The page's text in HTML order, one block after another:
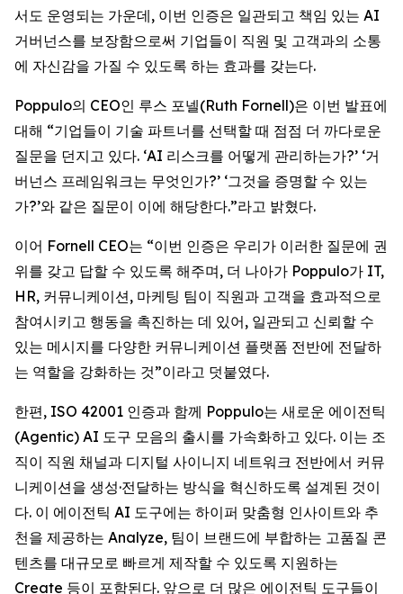
서도 운영되는 가운데, 이번 인증은 일관되고 책임 있는 AI
거버넌스를 보장함으로써 기업들이 직원 및 고객과의 소통
에 자신감을 가질 수 있도록 하는 효과를 갖는다.
Poppulo의 CEO인 루스 포넬(Ruth Fornell)은 이번 발표에
대해 “기업들이 기술 파트너를 선택할 때 점점 더 까다로운
질문을 던지고 있다. ‘AI 리스크를 어떻게 관리하는가?’ ‘거
버넌스 프레임워크는 무엇인가?’ ‘그것을 증명할 수 있는
가?’와 같은 질문이 이에 해당한다.”라고 밝혔다.
이어 Fornell CEO는 “이번 인증은 우리가 이러한 질문에 권
위를 갖고 답할 수 있도록 해주며, 더 나아가 Poppulo가 IT,
HR, 커뮤니케이션, 마케팅 팀이 직원과 고객을 효과적으로
참여시키고 행동을 촉진하는 데 있어, 일관되고 신뢰할 수
있는 메시지를 다양한 커뮤니케이션 플랫폼 전반에 전달하
는 역할을 강화하는 것”이라고 덧붙였다.
한편, ISO 42001 인증과 함께 Poppulo는 새로운 에이전틱
(Agentic) AI 도구 모음의 출시를 가속화하고 있다. 이는 조
직이 직원 채널과 디지털 사이니지 네트워크 전반에서 커뮤
니케이션을 생성·전달하는 방식을 혁신하도록 설계된 것이
다. 이 에이전틱 AI 도구에는 하이퍼 맞춤형 인사이트와 추
천을 제공하는 Analyze, 팀이 브랜드에 부합하는 고품질 콘
텐츠를 대규모로 빠르게 제작할 수 있도록 지원하는
Create 등이 포함된다. 앞으로 더 많은 에이전틱 도구들이